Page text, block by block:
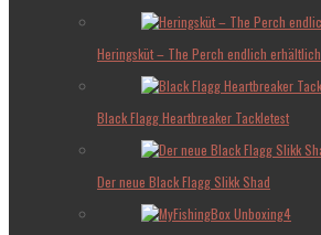
Heringsküt – The Perch endlich erhältlich
Black Flagg Heartbreaker Tackletest
Der neue Black Flagg Slikk Shad